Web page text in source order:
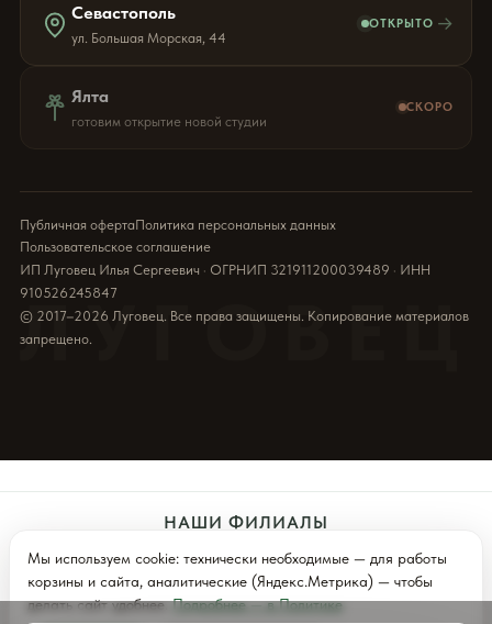
Севастополь
ул. Большая Морская, 44
ОТКРЫТО →
Ялта
готовим открытие новой студии
СКОРО
Публичная офертаПолитика персональных данных
Пользовательское соглашение
ИП Луговец Илья Сергеевич · ОГРНИП 321911200039489 · ИНН
910526245847
© 2017–2026 Луговец. Все права защищены. Копирование материалов
запрещено.
ЛУГОВЕЦ
НАШИ ФИЛИАЛЫ
Севастополь Симферополь Ялта (Скоро)
Мы используем cookie: технически необходимые — для работы
корзины и сайта, аналитические (Яндекс.Метрика) — чтобы
делать сайт удобнее.Подробнее — в Политике